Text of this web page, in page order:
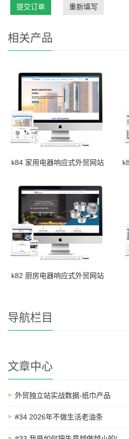
提交订单 重新填写
相关产品
k84 家用电器响应式外贸网站
k82 厨房电器响应式外贸网站
导航栏目
文章中心
外贸独立站实战数据-纸巾产品
#34 2026年不做生活老油条